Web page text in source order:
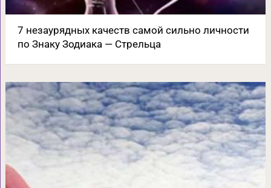
7 незаурядных качеств самой сильно личности
по Знаку Зодиака — Стрельца